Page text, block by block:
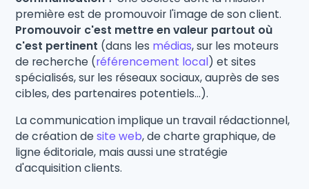
première est de promouvoir l'image de son client.
Promouvoir c'est mettre en valeur partout où
c'est pertinent (dans les médias, sur les moteurs
de recherche (référencement local) et sites
spécialisés, sur les réseaux sociaux, auprès de ses
cibles, des partenaires potentiels...).
La communication implique un travail rédactionnel,
de création desite web, de charte graphique, de
ligne éditoriale, mais aussi une stratégie
d'acquisition clients.